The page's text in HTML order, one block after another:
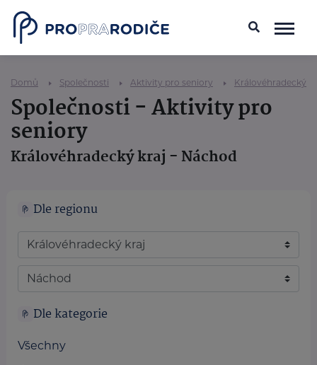
Domů Společnosti Aktivity pro seniory Královéhradecký
Společnosti - Aktivity pro
seniory
Královéhradecký kraj - Náchod
Dle regionu
Dle kategorie
Všechny